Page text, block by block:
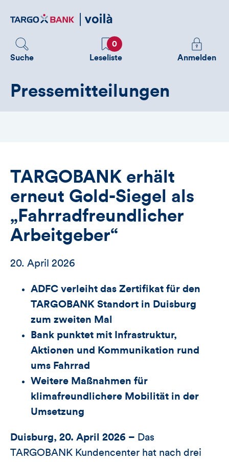
zum
Suche
Favoriten
0
Leseliste
Melden
Sie
Anmelden
Pressemitteilungen
TARGOBANK erhält
erneut Gold-Siegel als
„Fahrradfreundlicher
Arbeitgeber“
20. April 2026
ADFC verleiht das Zertifikat für den
TARGOBANK Standort in Duisburg
zum zweiten Mal
Bank punktet mit Infrastruktur,
Aktionen und Kommunikation rund
ums Fahrrad
Weitere Maßnahmen für
klimafreundlichere Mobilität in der
Umsetzung
Duisburg, 20. April 2026 – Das
TARGOBANK Kundencenter hat nach drei